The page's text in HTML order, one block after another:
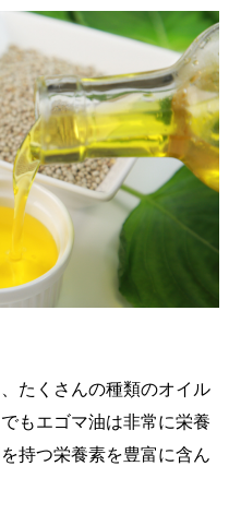
たくさんの種類のオイル
もエゴマ油は非常に栄養
持つ栄養素を豊富に含ん